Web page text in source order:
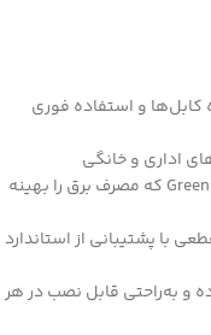
کابل‌ها و استفاده فوری
اداری و خانگی
: با فناوری Green Ethernet که مصرف برق را بهینه
با پشتیبانی از استاندارد
و به‌راحتی قابل نصب در هر